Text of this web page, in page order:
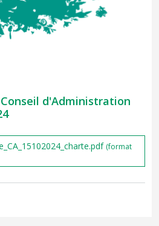
d'Administration
(format